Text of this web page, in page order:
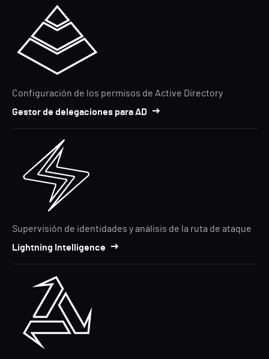
Configuración de los permisos de Active Directory
Gestor de delegaciones para AD
Supervisión de identidades y análisis de la ruta de ataque
Lightning Intelligence